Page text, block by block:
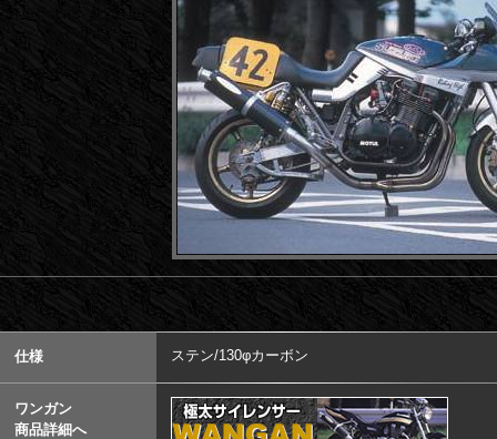
仕様 ステン/130φカーボン
ワンガン
商品詳細へ